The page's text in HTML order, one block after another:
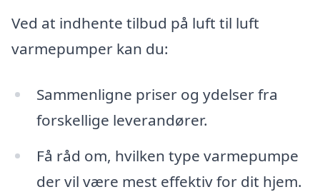
Ved at indhente tilbud på luft til luft
varmepumper kan du:
Sammenligne priser og ydelser fra
forskellige leverandører.
Få råd om, hvilken type varmepumpe
der vil være mest effektiv for dit hjem.